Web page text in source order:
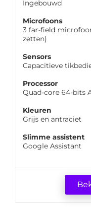
Ingebouwd
Microfoons
3 far-field
zetten)
Sensors
Capacitieve
Processor
Quad-core 64-bits
Kleuren
Grijs en antraciet
Slimme assistent
Google Assistant